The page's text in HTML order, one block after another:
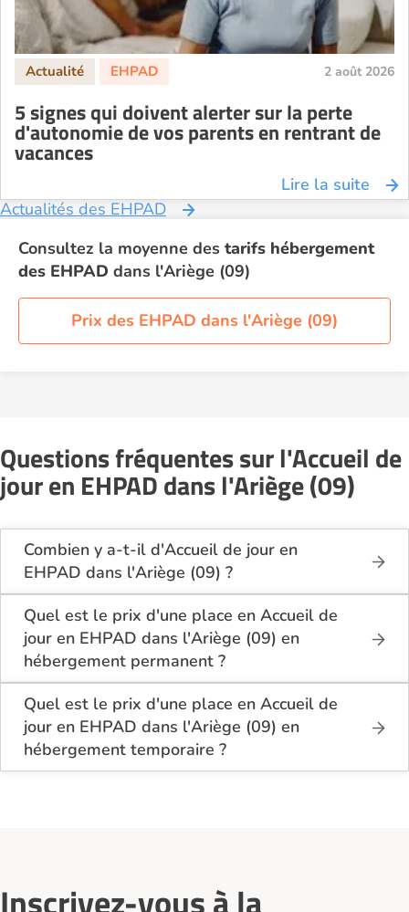
2 août 2026
5 signes qui doivent alerter sur la perte
d'autonomie de vos parents en rentrant de
vacances
Lire la suite
Actualités des EHPAD
Consultez la moyenne des tarifs hébergement
des EHPAD dans l'Ariège (09)
Prix des EHPAD dans l'Ariège (09)
Questions fréquentes sur l'Accueil de
jour en EHPAD dans l'Ariège (09)
Combien y a-t-il d'Accueil de jour en
EHPAD dans l'Ariège (09) ?
Sur le site Logement-seniors.com, on recense
actuellement 7 Accueil de jour en EHPAD dans
l'Ariège (09).
Quel est le prix d'une place en Accueil de
jour en EHPAD dans l'Ariège (09) en
hébergement permanent ?
En hébergement permanent, le coût d'une chambre
simple en Accueil de jour en EHPAD dans l'Ariège
(09) se situe entre 1 920€ et 2 070€ par mois.
Pour une chambre double, les prix varient de 1
770€ à 1 770€ par personne et par mois.
1 988€ par mois, et 1 770€ / pers. par mois pour
Quel est le prix d'une place en Accueil de
jour en EHPAD dans l'Ariège (09) en
hébergement temporaire ?
En hébergement temporaire, le tarif minimum en